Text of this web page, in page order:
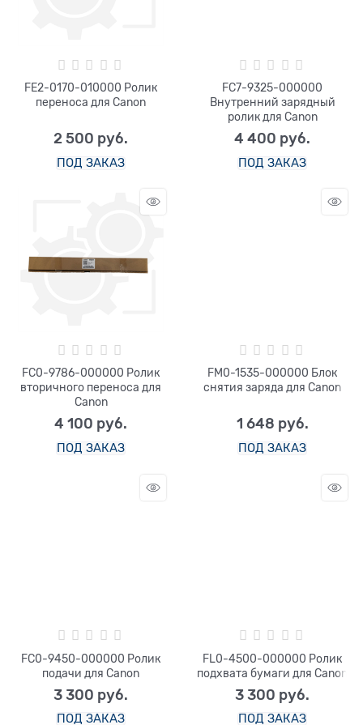
FE2-0170-010000 Ролик
переноса для Canon
2 500 руб.
ПОД ЗАКАЗ
FC7-9325-000000
Внутренний зарядный
ролик для Canon
4 400 руб.
ПОД ЗАКАЗ
FC0-9786-000000 Ролик
вторичного переноса для
Canon
4 100 руб.
ПОД ЗАКАЗ
FM0-1535-000000 Блок
снятия заряда для Canon
1 648 руб.
ПОД ЗАКАЗ
FC0-9450-000000 Ролик
подачи для Canon
3 300 руб.
ПОД ЗАКАЗ
FL0-4500-000000 Ролик
подхвата бумаги для Canon
3 300 руб.
ПОД ЗАКАЗ